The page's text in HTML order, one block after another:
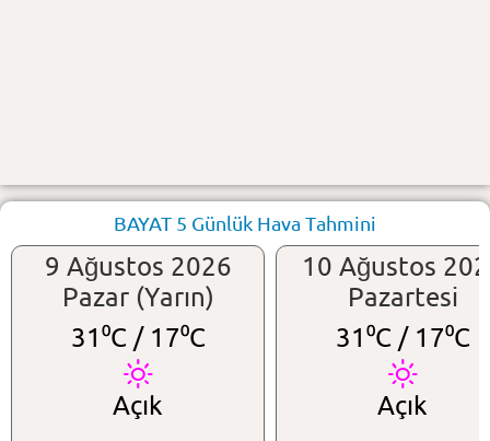
BAYAT 5 Günlük Hava Tahmini
9 Ağustos 2026
Pazar (Yarın)
31⁰C /17⁰C
Açık
10 Ağustos
Pazartesi
31⁰C /17⁰C
Açık